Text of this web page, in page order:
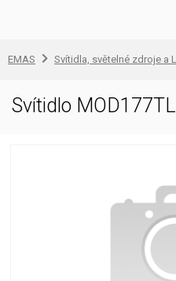
EMAS Svítidla, světelné zdroje a
Svítidlo